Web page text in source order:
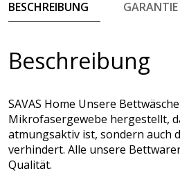
BESCHREIBUNG
Beschreibung
SAVAS Home Unsere
Mikrofasergewebe hergestellt,
atmungsaktiv ist, sondern auch
verhindert. Alle unsere
Qualität.